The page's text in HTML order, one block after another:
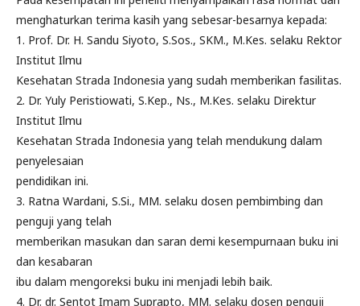
menghaturkan terima kasih yang sebesar-besarnya kepada:
1. Prof. Dr. H. Sandu Siyoto, S.Sos., SKM., M.Kes. selaku Rektor
Institut Ilmu
Kesehatan Strada Indonesia yang sudah memberikan fasilitas.
2. Dr. Yuly Peristiowati, S.Kep., Ns., M.Kes. selaku Direktur
Institut Ilmu
Kesehatan Strada Indonesia yang telah mendukung dalam
penyelesaian
pendidikan ini.
3. Ratna Wardani, S.Si., MM. selaku dosen pembimbing dan
penguji yang telah
memberikan masukan dan saran demi kesempurnaan buku ini
dan kesabaran
ibu dalam mengoreksi buku ini menjadi lebih baik.
4. Dr. dr. Sentot Imam Suprapto, MM. selaku dosen penguji